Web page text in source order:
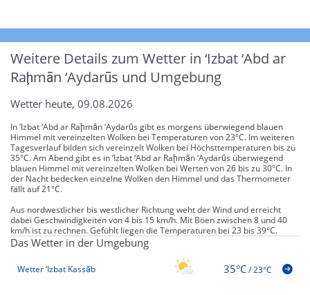
Weitere Details zum Wetter in ‘Izbat ‘Abd ar
Raḩmān ‘Aydarūs und Umgebung
Wetter heute, 09.08.2026
In ‘Izbat ‘Abd ar Raḩmān ‘Aydarūs gibt es morgens überwiegend blauen
Himmel mit vereinzelten Wolken bei Temperaturen von 23°C. Im weiteren
Tagesverlauf bilden sich vereinzelt Wolken bei Höchsttemperaturen bis zu
35°C. Am Abend gibt es in ‘Izbat ‘Abd ar Raḩmān ‘Aydarūs überwiegend
blauen Himmel mit vereinzelten Wolken bei Werten von 26 bis zu 30°C. In
der Nacht bedecken einzelne Wolken den Himmel und das Thermometer
fällt auf 21°C.
Aus nordwestlicher bis westlicher Richtung weht der Wind und erreicht
dabei Geschwindigkeiten von 4 bis 15 km/h. Mit Böen zwischen 8 und 40
km/h ist zu rechnen. Gefühlt liegen die Temperaturen bei 23 bis 39°C.
Das Wetter in der Umgebung
Wetter ‘Izbat Kassāb 35°C/23°C